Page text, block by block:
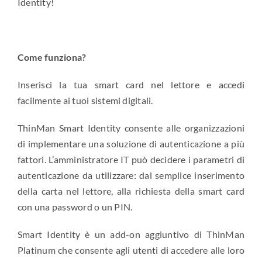
Come funziona?
Inserisci la tua smart card nel lettore e accedi
facilmente ai tuoi sistemi digitali.
ThinMan Smart Identity consente alle organizzazioni
di implementare una soluzione di autenticazione a più
fattori. L’amministratore IT può decidere i parametri di
autenticazione da utilizzare: dal semplice inserimento
della carta nel lettore, alla richiesta della smart card
con una password o un PIN.
Smart Identity è un add-on aggiuntivo di ThinMan
Platinum che consente agli utenti di accedere alle loro